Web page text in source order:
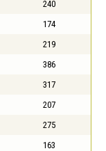
240
174
219
386
317
207
275
163